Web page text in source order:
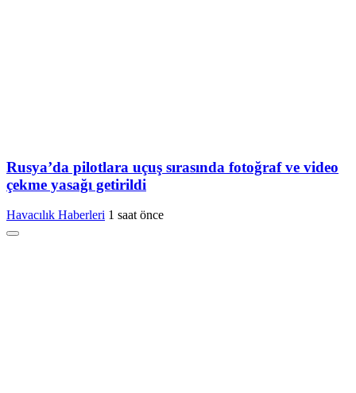
Rusya’da pilotlara uçuş sırasında fotoğraf ve video
çekme yasağı getirildi
Havacılık Haberleri 1 saat önce